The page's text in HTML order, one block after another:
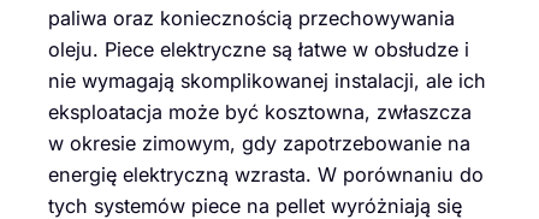
paliwa oraz koniecznością przechowywania
oleju. Piece elektryczne są łatwe w obsłudze i
nie wymagają skomplikowanej instalacji, ale ich
eksploatacja może być kosztowna, zwłaszcza
w okresie zimowym, gdy zapotrzebowanie na
energię elektryczną wzrasta. W porównaniu do
tych systemów piece na pellet wyróżniają się